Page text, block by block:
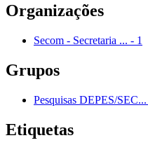
Organizações
Secom - Secretaria ... - 1
Grupos
Pesquisas DEPES/SEC...
Etiquetas